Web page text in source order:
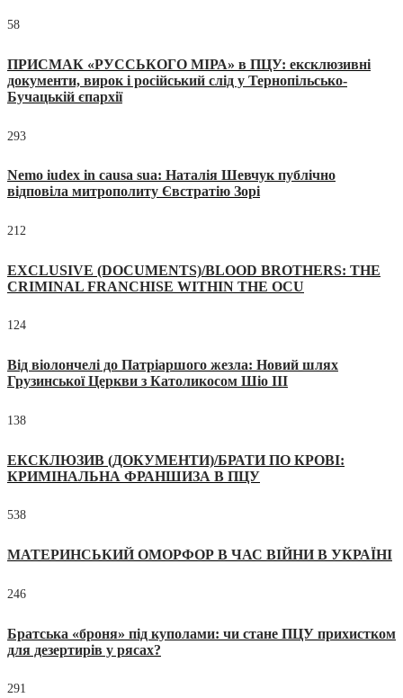
58
ПРИСМАК «РУССЬКОГО МІРА» в ПЦУ: ексклюзивні
документи, вирок і російський слід у Тернопільсько-
Бучацькій єпархії
293
Nemo iudex in causa sua: Наталія Шевчук публічно
відповіла митрополиту Євстратію Зорі
212
EXCLUSIVE (DOCUMENTS)/BLOOD BROTHERS: THE
CRIMINAL FRANCHISE WITHIN THE OCU
124
Від віолончелі до Патріаршого жезла: Новий шлях
Грузинської Церкви з Католикосом Шіо III
138
ЕКСКЛЮЗИВ (ДОКУМЕНТИ)/БРАТИ ПО КРОВІ:
КРИМІНАЛЬНА ФРАНШИЗА В ПЦУ
538
МАТЕРИНСЬКИЙ ОМОРФОР В ЧАС ВІЙНИ В УКРАЇНІ
246
Братська «броня» під куполами: чи стане ПЦУ прихистком
для дезертирів у рясах?
291